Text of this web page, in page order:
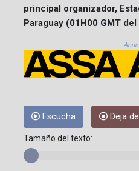
principal organizador,
Paraguay (01H00 GMT
Escucha Deja
Tamaño del texto: